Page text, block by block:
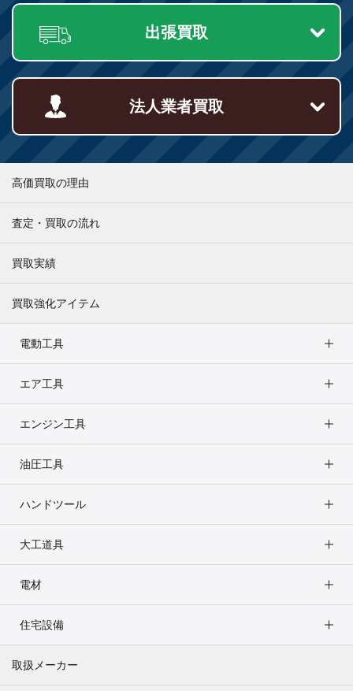
出張買取
法人業者買取
高価買取の理由
査定・買取の流れ
買取実績
買取強化アイテム
電動工具
エア工具
エンジン工具
油圧工具
ハンドツール
大工道具
電材
住宅設備
取扱メーカー